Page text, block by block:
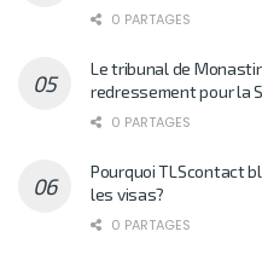
0 PARTAGES
Le tribunal de
redressement pour la
0 PARTAGES
Pourquoi TLScontact
les visas?
0 PARTAGES